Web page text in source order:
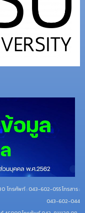
โทรศัพท์ : 043-602-055 โทรสาร :
043-602-044